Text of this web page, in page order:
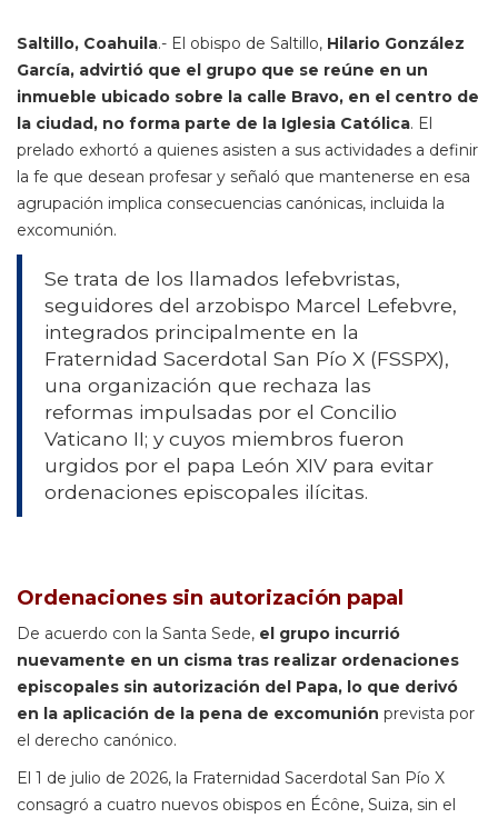
Saltillo, Coahuila.- El obispo de Saltillo, Hilario González
García, advirtió que el grupo que se reúne en un
inmueble ubicado sobre la calle Bravo, en el centro de
la ciudad, no forma parte de la Iglesia Católica. El
prelado exhortó a quienes asisten a sus actividades a definir
la fe que desean profesar y señaló que mantenerse en esa
agrupación implica consecuencias canónicas, incluida la
excomunión.
Se trata de los llamados lefebvristas,
seguidores del arzobispo Marcel Lefebvre,
integrados principalmente en la
Fraternidad Sacerdotal San Pío X (FSSPX),
una organización que rechaza las
reformas impulsadas por el Concilio
Vaticano II; y cuyos miembros fueron
urgidos por el papa León XIV para evitar
ordenaciones episcopales ilícitas.
Ordenaciones sin autorización papal
De acuerdo con la Santa Sede, el grupo incurrió
nuevamente en un cisma tras realizar ordenaciones
episcopales sin autorización del Papa, lo que derivó
en la aplicación de la pena de excomunión prevista por
el derecho canónico.
El 1 de julio de 2026, la Fraternidad Sacerdotal San Pío X
consagró a cuatro nuevos obispos en Écône, Suiza, sin el